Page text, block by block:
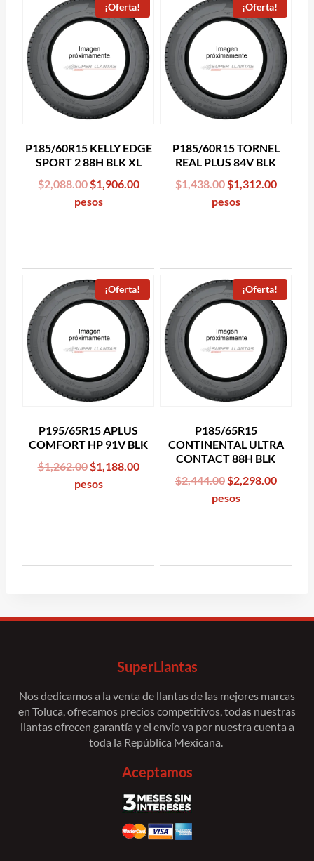
¡Oferta!
P185/60R15 KELLY EDGE
SPORT 2 88H BLK XL
$2,088.00 Original
price
$1,906.00Current
pesos
¡Oferta!
P185/60R15 TORNEL
REAL PLUS 84V BLK
$1,438.00 Original
price
$1,312.00
pesos
¡Oferta!
P195/65R15 APLUS
COMFORT HP 91V BLK
$1,262.00 Original
price
$1,188.00Current
pesos
¡Oferta!
P185/65R15
CONTINENTAL ULTRA
CONTACT 88H BLK
$2,444.00 Original
price
$2,298.00
pesos
SuperLlantas
Nos dedicamos a la venta de llantas de las mejores marcas
en Toluca, ofrecemos precios competitivos, todas nuestras
llantas ofrecen garantía y el envío va por nuestra cuenta a
toda la República Mexicana.
Aceptamos